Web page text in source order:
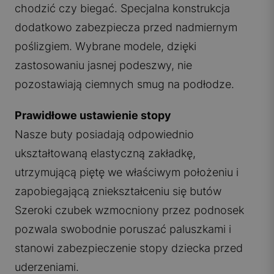
chodzić czy biegać. Specjalna konstrukcja
dodatkowo zabezpiecza przed nadmiernym
poślizgiem. Wybrane modele, dzięki
zastosowaniu jasnej podeszwy, nie
pozostawiają ciemnych smug na podłodze.
Prawidłowe ustawienie stopy
Nasze buty posiadają odpowiednio
ukształtowaną elastyczną zakładkę,
utrzymującą piętę we właściwym położeniu i
zapobiegającą zniekształceniu się butów
Szeroki czubek wzmocniony przez podnosek
pozwala swobodnie poruszać paluszkami i
stanowi zabezpieczenie stopy dziecka przed
uderzeniami.